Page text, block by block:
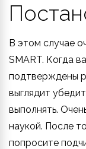
В этом случае
SMART. Когда
подтверждены
выглядит
выполнять.
наукой. После
попросите